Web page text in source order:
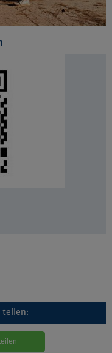
teilen: